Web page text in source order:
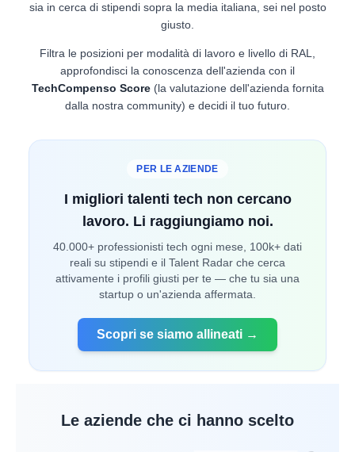
sia in cerca di stipendi sopra la media italiana, sei nel posto
giusto.
Filtra le posizioni per modalità di lavoro e livello di RAL,
approfondisci la conoscenza dell'azienda con il
TechCompenso Score(la valutazione dell'azienda fornita
dalla nostra community) e decidi il tuo futuro.
PER LE AZIENDE
I migliori talenti tech non cercano
lavoro. Li raggiungiamo noi.
40.000+ professionisti tech ogni mese, 100k+ dati
reali su stipendi e il Talent Radar che cerca
attivamente i profili giusti per te — che tu sia una
startup o un'azienda affermata.
Scopri se siamo allineati →
Le aziende che ci hanno scelto